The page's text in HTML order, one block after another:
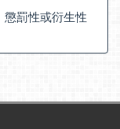
懲罰性或衍生性